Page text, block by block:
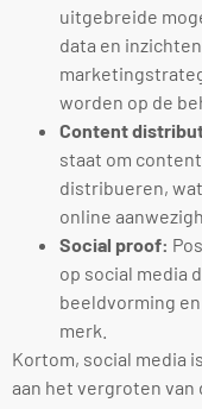
uitgebreide
data en
worden op de
Content
staat om
distribueren,
online
Social proof:
op social media
beeldvorming
merk.
Kortom, social media
aan het vergroten van